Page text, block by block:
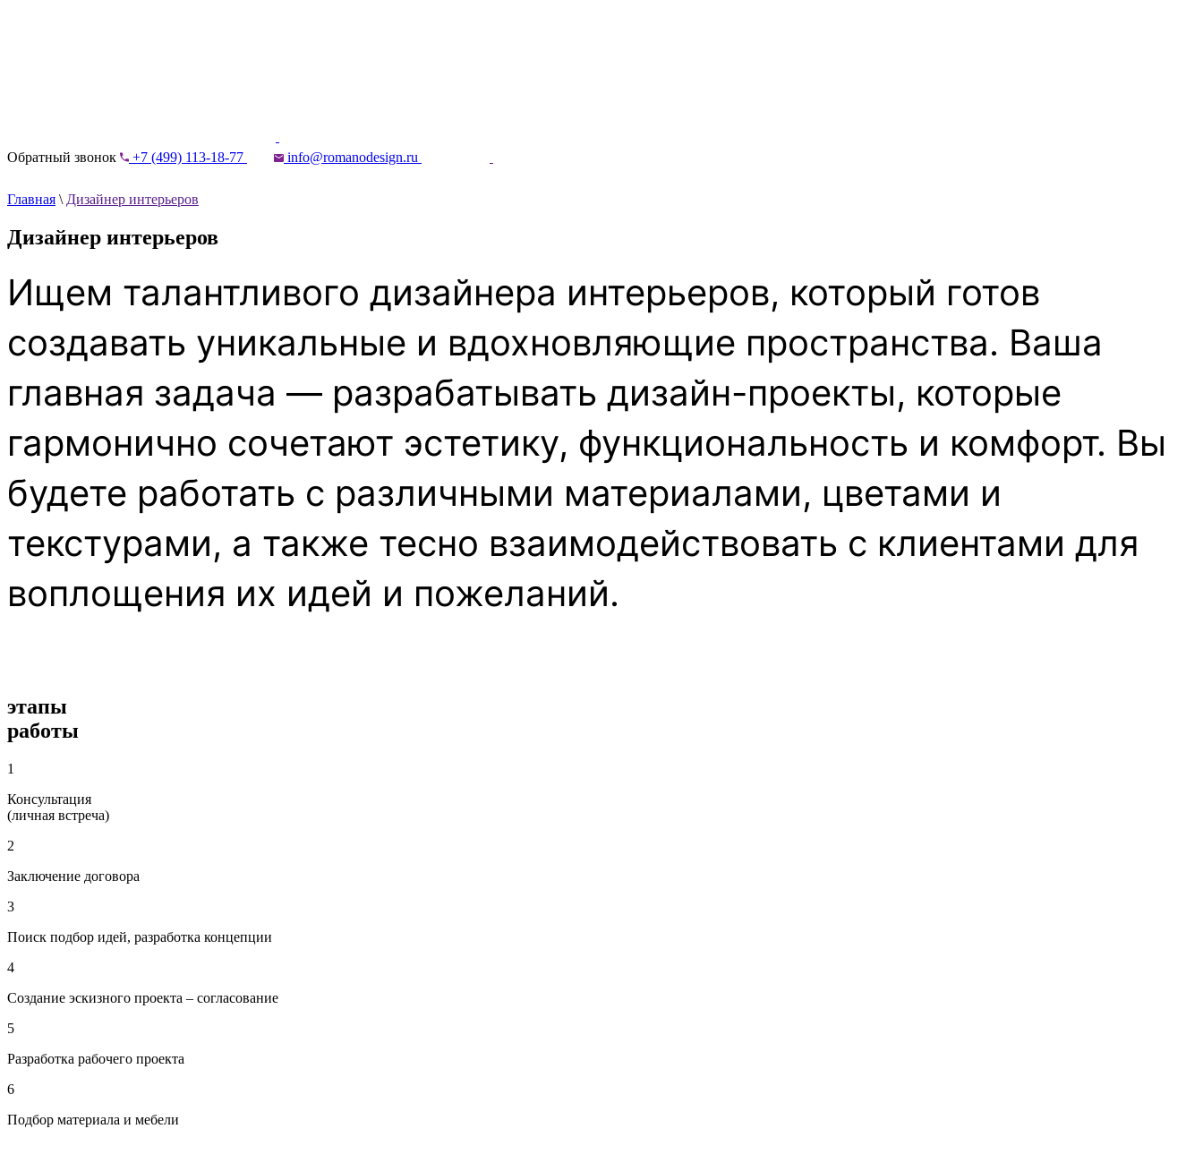
Обратный звонок +7 (499) 113-18-77 info@romanodesign.ru
Главная \ Дизайнер интерьеров
Дизайнер интерьеров
Ищем талантливого дизайнера интерьеров, который готов
создавать уникальные и вдохновляющие пространства. Ваша
главная задача — разрабатывать дизайн-проекты, которые
гармонично сочетают эстетику, функциональность и комфорт. Вы
будете работать с различными материалами, цветами и
текстурами, а также тесно взаимодействовать с клиентами для
воплощения их идей и пожеланий.
этапы
работы
1
Консультация
(личная встреча)
2
Заключение договора
3
Поиск подбор идей, разработка концепции
4
Создание эскизного проекта – согласование
5
Разработка рабочего проекта
6
Подбор материала и мебели